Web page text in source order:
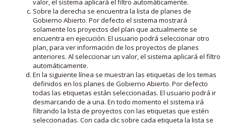
valor, el sistema aplicará el filtro automáticamente.
Sobre la derecha se encuentra la lista de planes de
Gobierno Abierto. Por defecto el sistema mostrará
solamente los proyectos del plan que actualmente se
encuentra en ejecución. El usuario podrá seleccionar otro
plan, para ver información de los proyectos de planes
anteriores. Al seleccionar un valor, el sistema aplicará el filtro
automáticamente.
En la siguiente línea se muestran las etiquetas de los temas
definidos en los planes de Gobierno Abierto. Por defecto
todas las etiquetas están seleccionadas. El usuario podrá ir
desmarcando de a una. En todo momento el sistema irá
filtrando la lista de proyectos con las etiquetas que estén
seleccionadas. Con cada clic sobre cada etiqueta la lista se